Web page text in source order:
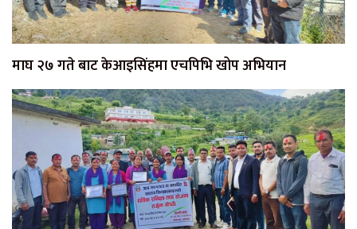
माघ २७ गते बाट केआइसिंहमा एचपिभि खोप अभियान